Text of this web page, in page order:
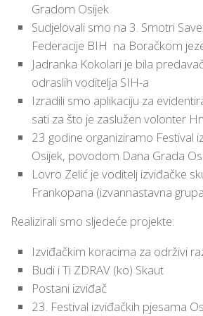
Gradom Osijek
Sudjelovali smo na 3. Smotri
Federacije BIH na Boračkom
Jadranka Kokolari je bila
odraslih voditelja SIH-a
Izradili smo aplikaciju za
sati za što je zaslužen volonter
23 godine organiziramo Festival
Osijek, povodom Dana Grada
Lovro Zelić je voditelj izviđačke
Frankopana (izvannastavna
Realizirali smo sljedeće projekte:
Izviđačkim koracima za održivi
Budi i Ti ZDRAV (ko) Skaut
Postani izviđač
23. Festival izviđačkih pjesama